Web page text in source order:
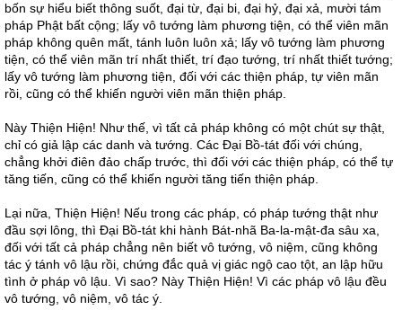
bốn sự hiểu biết thông suốt, đại từ, đại bi, đại hỷ, đại xả, mười tám
pháp Phật bất cộng; lấy vô tướng làm phương tiện, có thể viên mãn
pháp không quên mất, tánh luôn luôn xả; lấy vô tướng làm phương
tiện, có thể viên mãn trí nhất thiết, trí đạo tướng, trí nhất thiết tướng;
lấy vô tướng làm phương tiện, đối với các thiện pháp, tự viên mãn
rồi, cũng có thể khiến người viên mãn thiện pháp.
Này Thiện Hiện! Như thế, vì tất cả pháp không có một chút sự thật,
chỉ có giả lập các danh và tướng. Các Đại Bồ-tát đối với chúng,
chẳng khởi điên đảo chấp trước, thì đối với các thiện pháp, có thể tự
tăng tiến, cũng có thể khiến người tăng tiến thiện pháp.
Lại nữa, Thiện Hiện! Nếu trong các pháp, có pháp tướng thật như
đầu sợi lông, thì Đại Bồ-tát khi hành Bát-nhã Ba-la-mật-đa sâu xa,
đối với tất cả pháp chẳng nên biết vô tướng, vô niệm, cũng không
tác ý tánh vô lậu rồi, chứng đắc quả vị giác ngộ cao tột, an lập hữu
tình ở pháp vô lậu. Vì sao? Này Thiện Hiện! Vì các pháp vô lậu đều
vô tướng, vô niệm, vô tác ý.